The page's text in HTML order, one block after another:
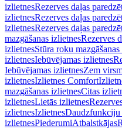
izlietnesRezerves daļas
izlietnesRezerves daļas
izlietnesRezerves daļas
mazgāšanas izlietnesRezerves
izlietnesStūra roku
izlietnesIebūvējamas izlietnes
Iebūvējamas izlietnesZem
izlietnesIzlietnes Comfort
mazgāšanas izlietnesCitas
izlietnesLietās izlietnes
izlietnesIzlietnesDaudzfunkciju
izlietnesPiederumiAtbalstkājas